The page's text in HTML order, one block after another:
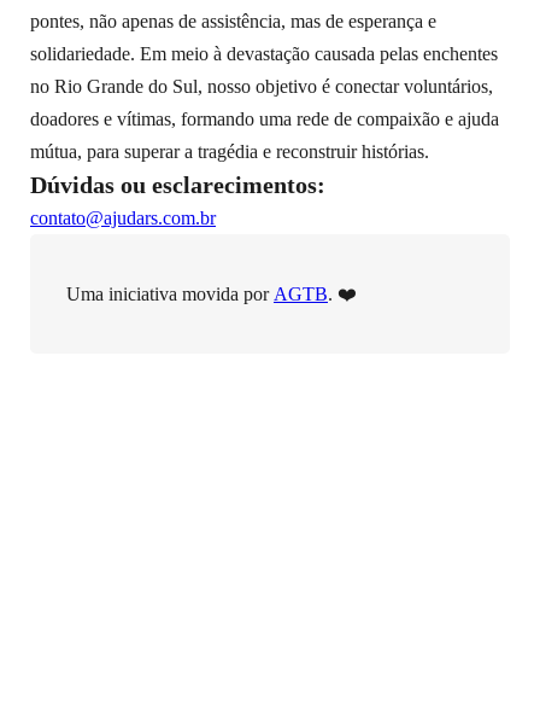
pontes, não apenas de assistência, mas de esperança e
solidariedade. Em meio à devastação causada pelas enchentes
no Rio Grande do Sul, nosso objetivo é conectar voluntários,
doadores e vítimas, formando uma rede de compaixão e ajuda
mútua, para superar a tragédia e reconstruir histórias.
Dúvidas ou esclarecimentos:
contato@ajudars.com.br
Uma iniciativa movida por AGTB. ❤️